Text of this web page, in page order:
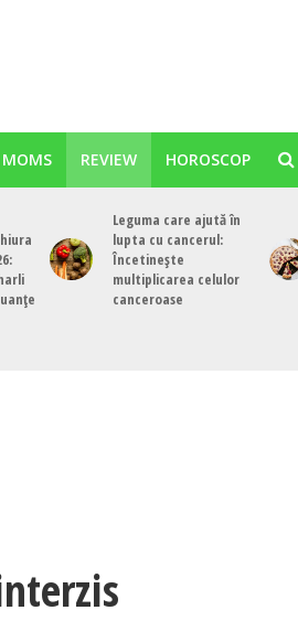
MOMS REVIEW HOROSCOP
Leguma care ajută în
lupta cu cancerul:
Încetinește
multiplicarea celulor
canceroase